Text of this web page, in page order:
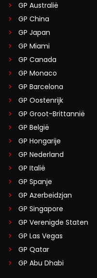
GP Australië
GP China
GP Japan
GP Miami
GP Canada
GP Monaco
GP Barcelona
GP Oostenrijk
GP Groot-Brittannië
GP België
GP Hongarije
GP Nederland
GP Italië
GP Spanje
GP Azerbeidzjan
GP Singapore
GP Verenigde Staten
GP Las Vegas
GP Qatar
GP Abu Dhabi